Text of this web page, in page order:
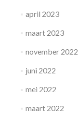
april 2023
maart 2023
november 2022
juni 2022
mei 2022
maart 2022